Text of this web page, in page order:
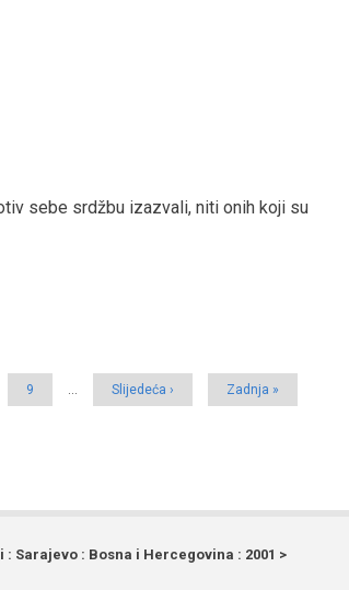
sebe srdžbu izazvali, niti onih koji su
Page
9 …
Next
page
Slijedeća ›
Last
page
Zadnja »
: Sarajevo : Bosna i Hercegovina : 2001 >